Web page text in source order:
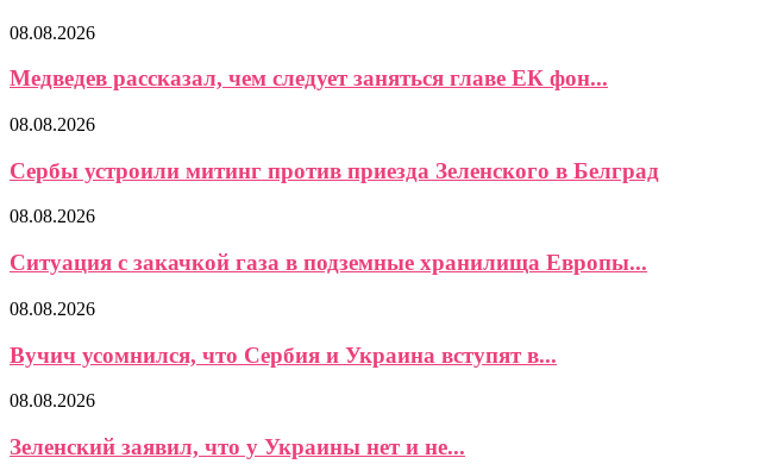
08.08.2026
Медведев рассказал, чем следует заняться главе ЕК фон...
08.08.2026
Сербы устроили митинг против приезда Зеленского в Белград
08.08.2026
Ситуация с закачкой газа в подземные хранилища Европы...
08.08.2026
Вучич усомнился, что Сербия и Украина вступят в...
08.08.2026
Зеленский заявил, что у Украины нет и не...